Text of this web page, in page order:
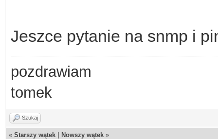
Jeszce pytanie na snmp i
pozdrawiam
tomek
Szukaj
« Starszy wątek Nowszy wątek »